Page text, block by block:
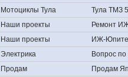
Мотоциклы Тула
Тула ТМЗ
Наши проекты
Ремонт
Наши проекты
ИЖ-
Электрика
Вопрос по
Продам
Продам